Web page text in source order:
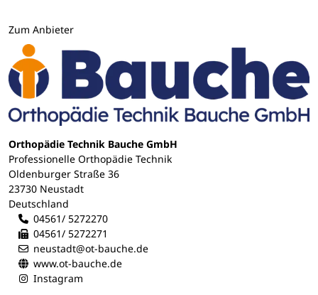
Zum Anbieter
Orthopädie Technik Bauche GmbH
Professionelle Orthopädie Technik
Oldenburger Straße 36
23730 Neustadt
Deutschland
04561/ 5272270
04561/ 5272271
neustadt@ot-bauche.de
www.ot-bauche.de
Instagram